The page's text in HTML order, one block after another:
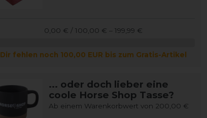
0,00 € / 100,00 € – 199,99 €
Dir fehlen noch 100,00 EUR bis zum Gratis-Artikel
... oder doch lieber eine
coole Horse Shop Tasse?
Ab einem Warenkorbwert von 200,00 €